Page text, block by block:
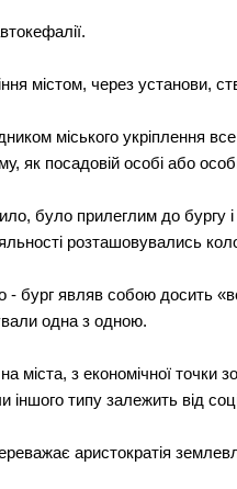
містом, через установи,
міського укріплення
як посадовій особі або
було прилеглим до бургу
розташовувались
- бург являв собою досить
одна з одною.
міста, з економічної точки
іншого типу залежить від
аристократія